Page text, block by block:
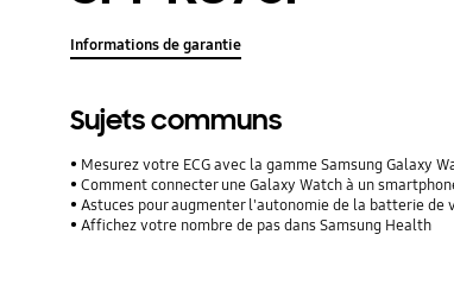
Informations de garantie
Sujets communs
Mesurez votre ECG avec la gamme Samsung Galaxy
Comment connecter une Galaxy Watch à un
Astuces pour augmenter l'autonomie de la batterie de
Affichez votre nombre de pas dans Samsung Health